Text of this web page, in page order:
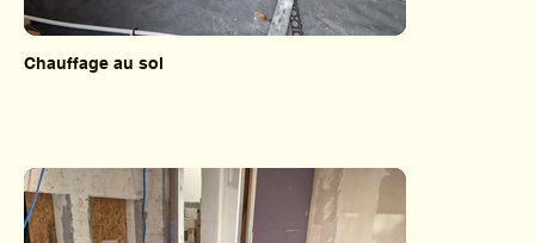
Chauffage au sol